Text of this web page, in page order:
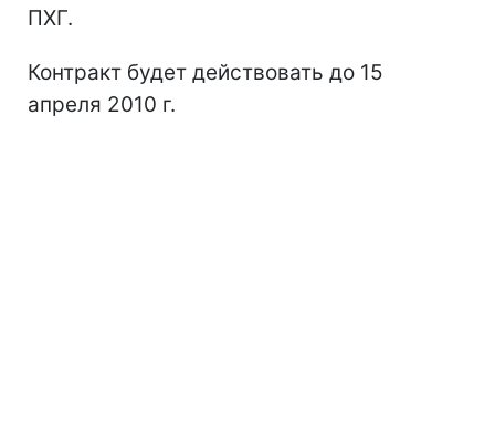
ПХГ.
Контракт будет действовать до 15
апреля 2010 г.